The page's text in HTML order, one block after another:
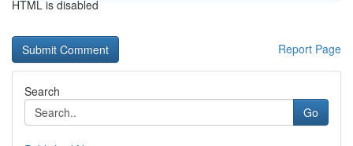
HTML is disabled
Report Page
Search
Go